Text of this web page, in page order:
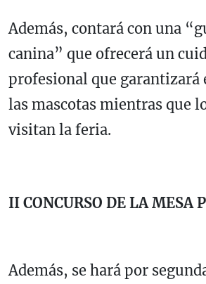
Además, contará con una
canina” que ofrecerá un
profesional que garantizará
las mascotas mientras que
visitan la feria.
II CONCURSO DE LA MESA
Además, se hará por